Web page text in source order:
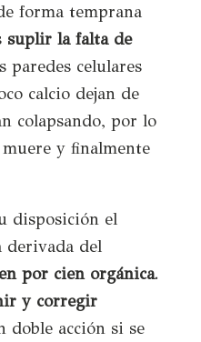
forma temprana
suplir la falta de
paredes celulares
calcio dejan de
colapsando, por lo
y finalmente
disposición el
derivada del
por cien orgánica.
y corregir
doble acción si se